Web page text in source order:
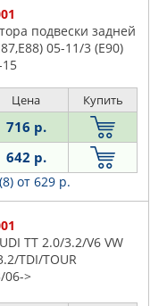
подвески задней
05-11/3 (E90)
15
Цена Купить
716 р.
642 р.
от 629 р.
TT 2.0/3.2/V6 VW
TDI/TOUR
06->